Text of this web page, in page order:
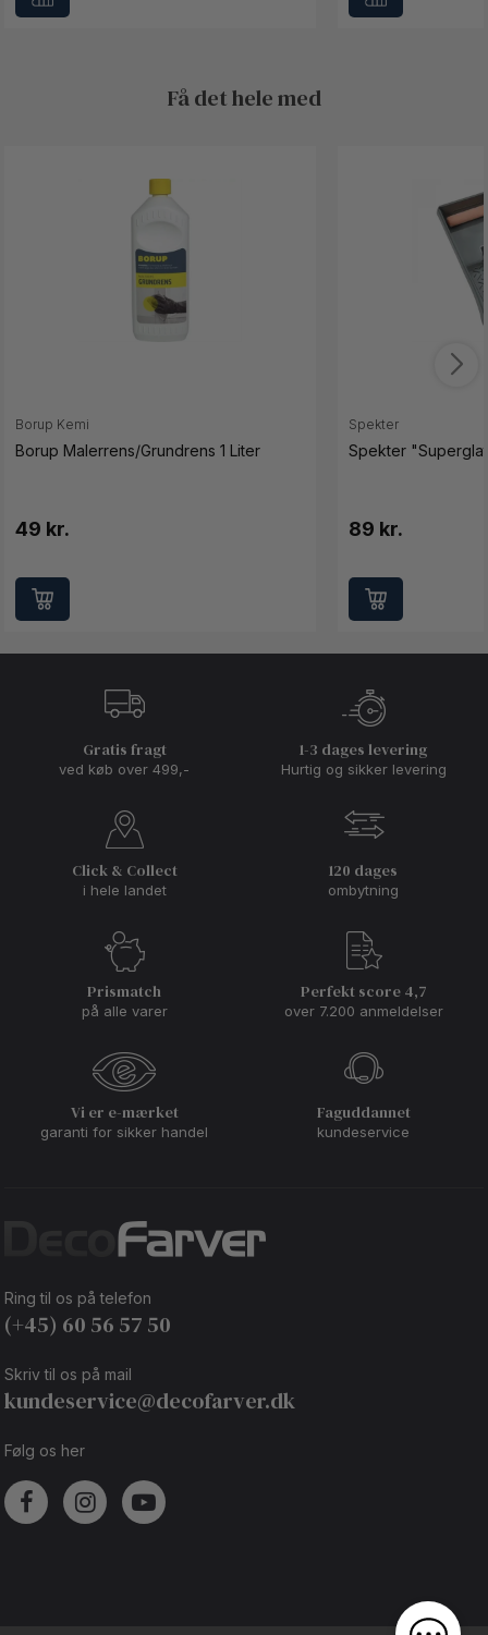
Få det hele med
Borup Kemi
Borup Malerrens/Grundrens 1 Liter
49 kr.
Spekter
Spekter
89 kr.
Gratis fragt
ved køb over 499,-
1-3 dages levering
Hurtig og sikker levering
Click & Collect
i hele landet
120 dages
ombytning
Prismatch
på alle varer
Perfekt score 4,7
over 7.200 anmeldelser
Vi er e-mærket
garanti for sikker handel
Faguddannet
kundeservice
Ring til os på telefon
(+45) 60 56 57 50
Skriv til os på mail
kundeservice@decofarver.dk
Følg os her